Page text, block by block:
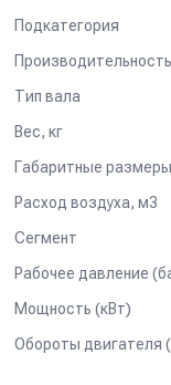
Подкатегория
Тип вала
Вес, кг
Габаритные
Расход воздуха, м3
Сегмент
Рабочее давление
Мощность (кВт)
Обороты двигателя